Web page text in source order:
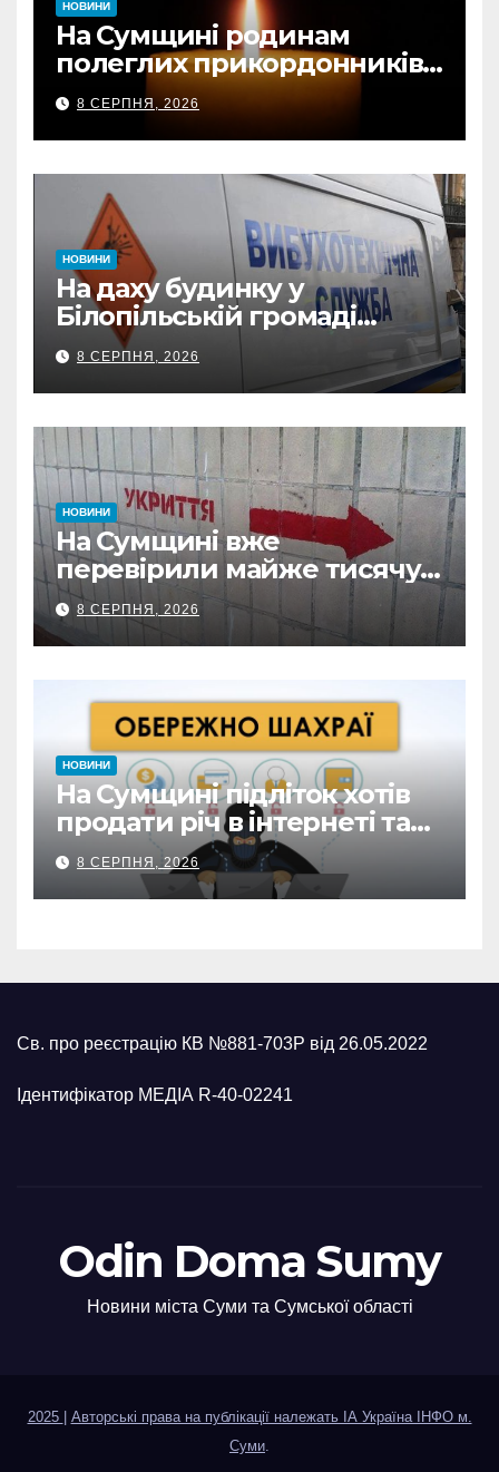
НОВИНИ
На Сумщині родинам
полеглих прикордонників
передали державні
нагороди та відомчі
відзнаки
8 СЕРПНЯ, 2026
НОВИНИ
На даху будинку у
Білопільській громаді
знайшли 120-мм міну
8 СЕРПНЯ, 2026
НОВИНИ
На Сумщині вже
перевірили майже тисячу
укриттів: де виявили
замкнені двері
8 СЕРПНЯ, 2026
НОВИНИ
На Сумщині підліток хотів
продати річ в інтернеті та
втратив 39,2 тис. грн з
карток матері
8 СЕРПНЯ, 2026
Св. про реєстрацію КВ №881-703Р від 26.05.2022
Ідентифікатор МЕДІА R-40-02241
Odin Doma Sumy
Новини міста Суми та Сумської області
2025
Авторські права на публікації належать ІА Україна ІНФО м.
Суми.